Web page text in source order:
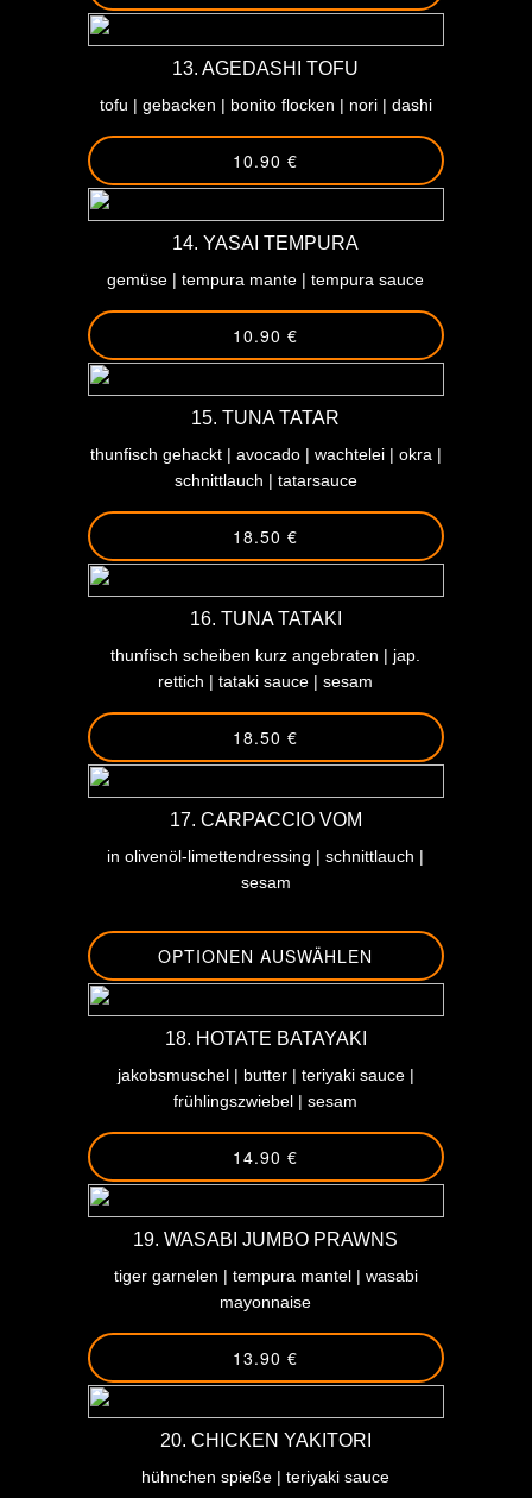
Special Veggie
Noodles
All about Chicken
Kindermenü
13. AGEDASHI TOFU
tofu | gebacken | bonito flocken | nori | dashi
10.90 €
14. YASAI TEMPURA
gemüse | tempura mante | tempura sauce
10.90 €
15. TUNA TATAR
thunfisch gehackt | avocado | wachtelei | okra |
schnittlauch | tatarsauce
18.50 €
16. TUNA TATAKI
thunfisch scheiben kurz angebraten | jap.
rettich | tataki sauce | sesam
18.50 €
17. CARPACCIO VOM
in olivenöl-limettendressing | schnittlauch |
sesam
OPTIONEN AUSWÄHLEN
18. HOTATE BATAYAKI
jakobsmuschel | butter | teriyaki sauce |
frühlingszwiebel | sesam
14.90 €
19. WASABI JUMBO PRAWNS
tiger garnelen | tempura mantel | wasabi
mayonnaise
13.90 €
20. CHICKEN YAKITORI
hühnchen spieße | teriyaki sauce